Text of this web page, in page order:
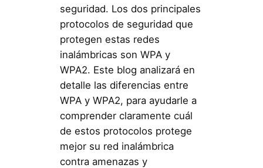
seguridad. Los dos principales
protocolos de seguridad que
protegen estas redes
inalámbricas son WPA y
WPA2. Este blog analizará en
detalle las diferencias entre
WPA y WPA2, para ayudarle a
comprender claramente cuál
de estos protocolos protege
mejor su red inalámbrica
contra amenazas y